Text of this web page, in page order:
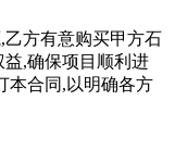
方有意购买甲方石
,确保项目顺利进
本合同,以明确各方